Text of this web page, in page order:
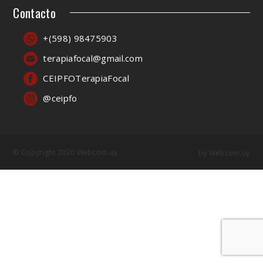
Contacto
+(598) 98475903
terapiafocal@gmail.com
CEIPFOTerapiaFocal
@ceipfo
© Copyright 2020 Webcom.uy by Webcom.uy